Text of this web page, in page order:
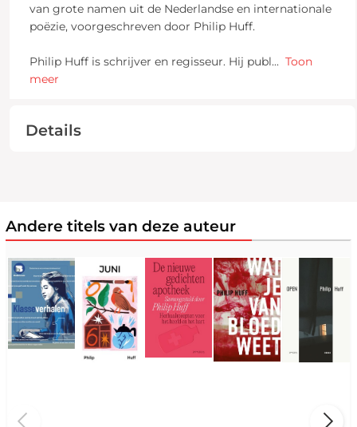
van grote namen uit de Nederlandse en internationale
poëzie, voorgeschreven door Philip Huff.
Philip Huff is schrijver en regisseur. Hij publ... Toon
meer
Details
Andere titels van deze auteur